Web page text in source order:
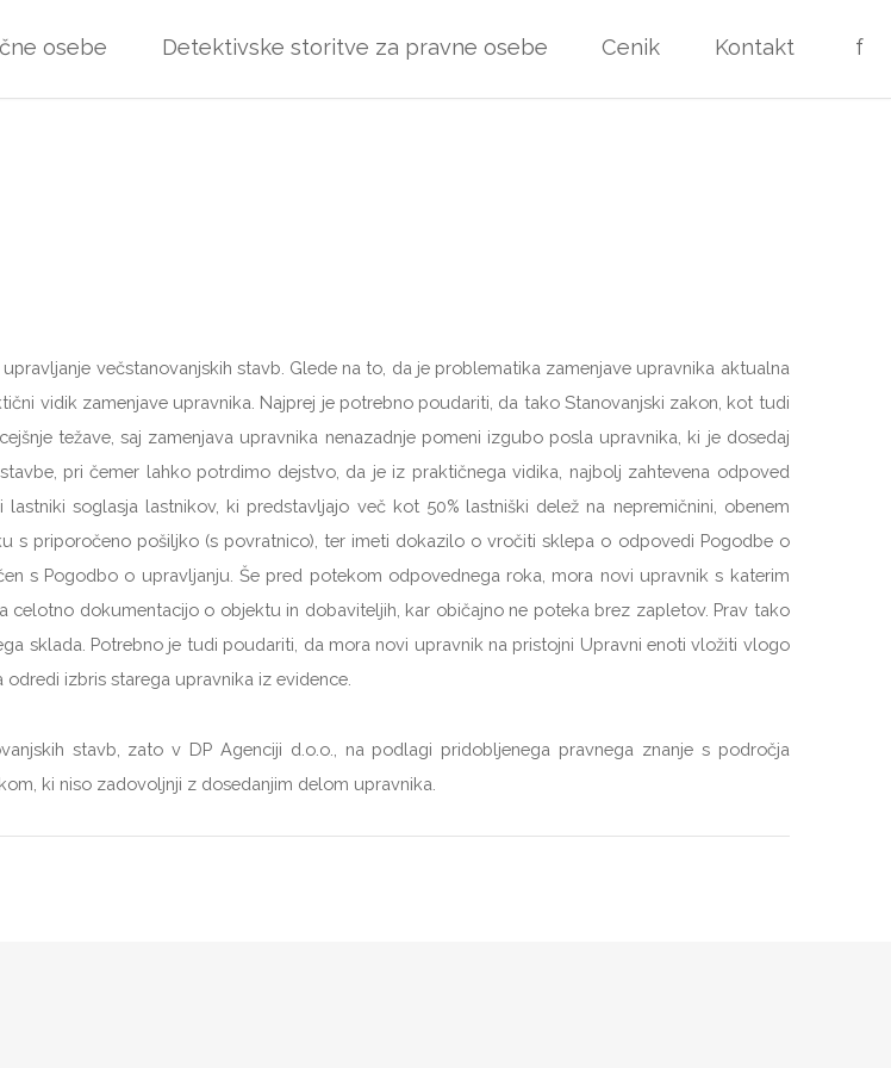
osebe Detektivske storitve za pravne osebe Cenik Kontakt f
večstanovanjskih stavb. Glede na to, da je problematika zamenjave upravnika aktualna
vidik zamenjave upravnika. Najprej je potrebno poudariti, da tako Stanovanjski zakon, kot tudi
težave, saj zamenjava upravnika nenazadnje pomeni izgubo posla upravnika, ki je dosedaj
pri čemer lahko potrdimo dejstvo, da je iz praktičnega vidika, najbolj zahtevena odpoved
soglasja lastnikov, ki predstavljajo več kot 50% lastniški delež na nepremičnini, obenem
s priporočeno pošiljko (s povratnico), ter imeti dokazilo o vročiti sklepa o odpovedi Pogodbe o
s Pogodbo o upravljanju. Še pred potekom odpovednega roka, mora novi upravnik s katerim
dokumentacijo o objektu in dobaviteljih, kar običajno ne poteka brez zapletov. Prav tako
sklada. Potrebno je tudi poudariti, da mora novi upravnik na pristojni Upravni enoti vložiti vlogo
izbris starega upravnika iz evidence.
stavb, zato v DP Agenciji d.o.o., na podlagi pridobljenega pravnega znanje s področja
ki niso zadovoljnji z dosedanjim delom upravnika.